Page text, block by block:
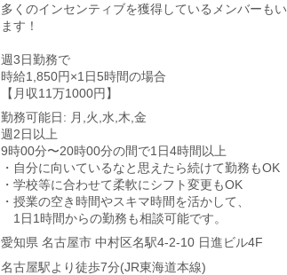
多くのインセンティブを獲得しているメンバーもい
ます！
週3日勤務で
時給1,850円×1日5時間の場合
【月収11万1000円】
勤務可能日: 月,火,水,木,金
週2日以上
9時00分〜20時00分の間で1日4時間以上
・自分に向いているなと思えたら続けて勤務もOK
・学校等に合わせて柔軟にシフト変更もOK
・授業の空き時間やスキマ時間を活かして、
1日1時間からの勤務も相談可能です。
愛知県 名古屋市 中村区名駅4-2-10 日進ビル4F
名古屋駅より徒歩7分(JR東海道本線)